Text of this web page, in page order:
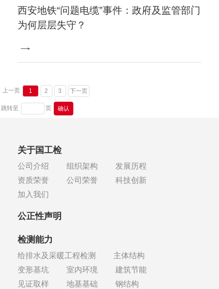
西安地铁“问题电缆”事件：政府及监管部门
为何层层失守？
上一页 1 2 3 下一页
跳转至 页
关于国工检
公司介绍 组织架构
发展历程
资质荣誉
公司荣誉
科技创新
加入我们
公正性声明
检测能力
给排水及采暖工程检测
主体结构
变形基坑
室内环境
建筑节能
见证取样
地基基础
钢结构